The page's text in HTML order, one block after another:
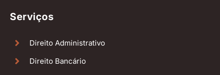
Serviços
Direito Administrativo
Direito Bancário